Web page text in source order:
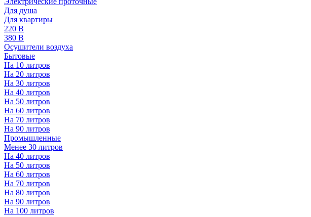
Для душа
Для квартиры
220 В
380 В
Осушители воздуха
Бытовые
На 10 литров
На 20 литров
На 30 литров
На 40 литров
На 50 литров
На 60 литров
На 70 литров
На 90 литров
Промышленные
Менее 30 литров
На 40 литров
На 50 литров
На 60 литров
На 70 литров
На 80 литров
На 90 литров
На 100 литров